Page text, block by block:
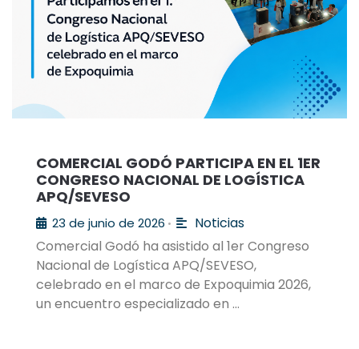
COMERCIAL GODÓ PARTICIPA EN EL 1ER
CONGRESO NACIONAL DE LOGÍSTICA
APQ/SEVESO
23 de junio de 2026 •
Noticias
Comercial Godó ha asistido al 1er Congreso
Nacional de Logística APQ/SEVESO,
celebrado en el marco de Expoquimia 2026,
un encuentro especializado en …